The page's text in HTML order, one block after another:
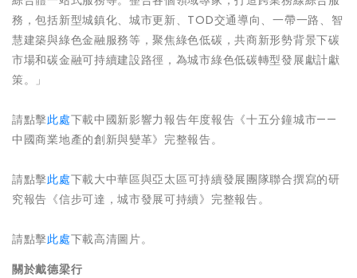
務，包括新型城鎮化、城市更新、TOD交通導向、一帶一路、智
慧建築與綠色金融服務等，聚焦綠色低碳，共商新形勢背景下碳
市場和碳金融可持續建設路徑，為城市綠色低碳轉型發展獻計獻
策。」
請點擊此處下載中國新影響力報告年度報告《十五分鐘城市——
中國商業地產的創新與變革》完整報告。
請點擊此處下載大中華區與亞太區可持續發展團隊聯合撰寫的研
究報告《信步可達，城市發展可持續》完整報告。
請點擊此處下載高清圖片。
關於戴德梁行